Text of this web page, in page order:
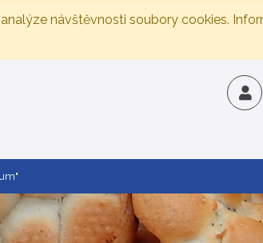
návštěvnosti soubory cookies.